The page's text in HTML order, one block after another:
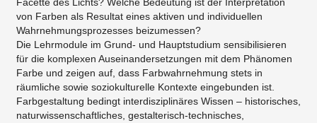
von Farben als Resultat eines aktiven und individuellen
Wahrnehmungsprozesses beizumessen?
Die Lehrmodule im Grund- und Hauptstudium sensibilisieren
für die komplexen Auseinandersetzungen mit dem Phänomen
Farbe und zeigen auf, dass Farbwahrnehmung stets in
räumliche sowie soziokulturelle Kontexte eingebunden ist.
Farbgestaltung bedingt interdisziplinäres Wissen – historisches,
naturwissenschaftliches, gestalterisch-technisches,